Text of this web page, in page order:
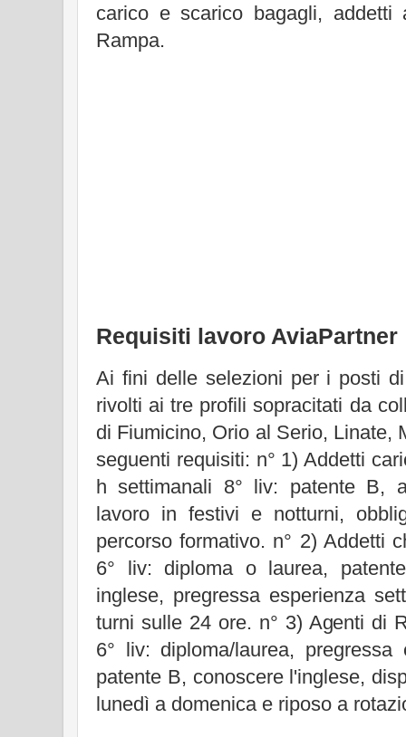
carico e scarico bagagli,
Rampa.
Requisiti lavoro AviaPartner
Ai fini delle selezioni per i posti
rivolti ai tre profili sopracitati da
di Fiumicino, Orio al Serio, Linate,
seguenti requisiti: n° 1) Addetti
h settimanali 8° liv: patente B,
lavoro in festivi e notturni,
percorso formativo. n° 2) Addetti
6° liv: diploma o laurea,
inglese, pregressa esperienza
turni sulle 24 ore. n° 3) Agenti di
6° liv: diploma/laurea, pregressa
patente B, conoscere l'inglese,
lunedì a domenica e riposo a